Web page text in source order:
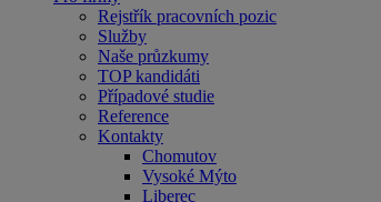
Rejstřík pracovních pozic
Služby
Naše průzkumy
TOP kandidáti
Případové studie
Reference
Kontakty
Chomutov
Vysoké Mýto
Liberec